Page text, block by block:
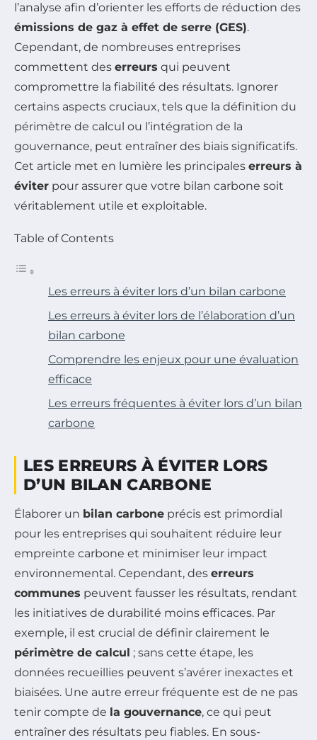
l’analyse afin d’orienter les efforts de réduction des
émissions de gaz à effet de serre (GES).
Cependant, de nombreuses entreprises
commettent des erreurs qui peuvent
compromettre la fiabilité des résultats. Ignorer
certains aspects cruciaux, tels que la définition du
périmètre de calcul ou l’intégration de la
gouvernance, peut entraîner des biais significatifs.
Cet article met en lumière les principales erreurs à
éviter pour assurer que votre bilan carbone soit
véritablement utile et exploitable.
Table of Contents
Les erreurs à éviter lors d’un bilan carbone
Les erreurs à éviter lors de l’élaboration d’un
bilan carbone
Comprendre les enjeux pour une évaluation
efficace
Les erreurs fréquentes à éviter lors d’un bilan
carbone
LES ERREURS À ÉVITER LORS
D’UN BILAN CARBONE
Élaborer un bilan carbone précis est primordial
pour les entreprises qui souhaitent réduire leur
empreinte carbone et minimiser leur impact
environnemental. Cependant, des erreurs
communes peuvent fausser les résultats, rendant
les initiatives de durabilité moins efficaces. Par
exemple, il est crucial de définir clairement le
périmètre de calcul ; sans cette étape, les
données recueillies peuvent s’avérer inexactes et
biaisées. Une autre erreur fréquente est de ne pas
tenir compte de la gouvernance, ce qui peut
entraîner des résultats peu fiables. En sous-